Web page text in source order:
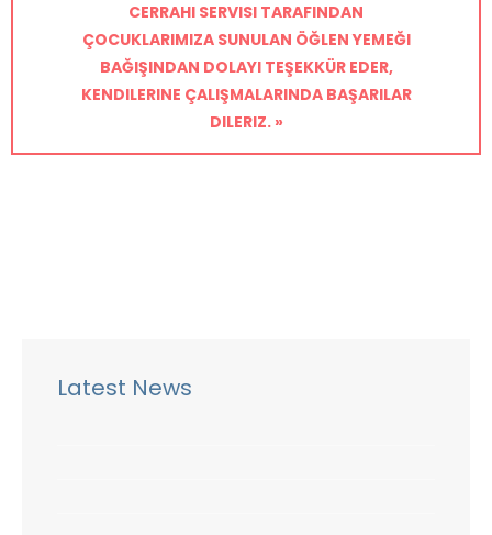
CERRAHI SERVISI TARAFINDAN
ÇOCUKLARIMIZA SUNULAN ÖĞLEN YEMEĞI
BAĞIŞINDAN DOLAYI TEŞEKKÜR EDER,
KENDILERINE ÇALIŞMALARINDA BAŞARILAR
DILERIZ. »
Latest News